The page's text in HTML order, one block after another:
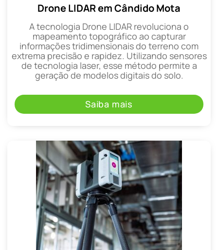
Drone LIDAR em Cândido Mota
A tecnologia Drone LIDAR revoluciona o
mapeamento topográfico ao capturar
informações tridimensionais do terreno com
extrema precisão e rapidez. Utilizando sensores
de tecnologia laser, esse método permite a
geração de modelos digitais do solo.
Saiba mais